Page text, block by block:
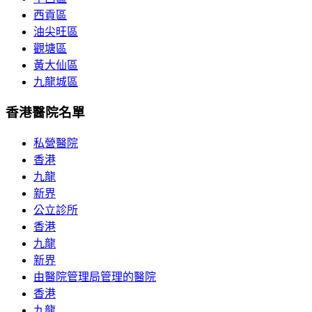
西貢區
油尖旺區
觀塘區
黃大仙區
九龍城區
香港醫院名單
私營醫院
香港
九龍
新界
公立診所
香港
九龍
新界
由醫院管理局管理的醫院
香港